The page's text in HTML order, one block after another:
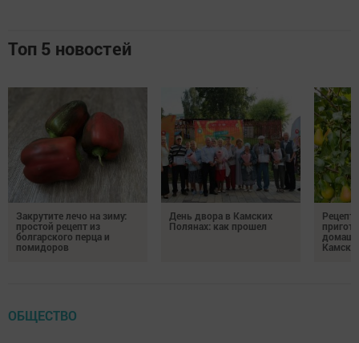
Топ 5 новостей
Закрутите лечо на зиму:
простой рецепт из
болгарского перца и
помидоров
День двора в Камских
Полянах: как прошел
ОБЩЕСТВО